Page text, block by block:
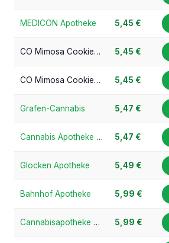
MEDICON Apotheke 5,45 €
CO Mimosa Cookies - Cannabis Apotheke Frankfurt 5,45 €
CO Mimosa Cookies - Hirsch Apotheke Fürth (cannafino.de) 5,45 €
Grafen-Cannabis 5,47 €
Cannabis Apotheke Bayern 5,47 €
Glocken Apotheke 5,49 €
Bahnhof Apotheke 5,99 €
Cannabisapotheke Süddeutschland 5,99 €